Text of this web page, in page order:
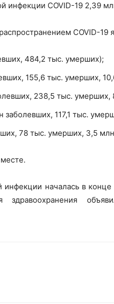
инфекции COVID-19 2,39
COVID-19
484,2 тыс. умерших);
155,6 тыс. умерших,
238,5 тыс.
заболевших, 117,1 тыс.
78 тыс. умерших, 3,5
началась в
здравоохранения